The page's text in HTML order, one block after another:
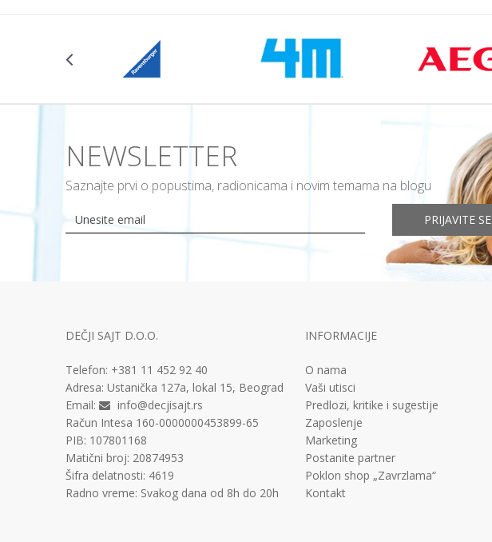
NEWSLETTER
Saznajte prvi o popustima, radionicama i novim temama na blogu
PRIJAVITE SE
DEČJI SAJT D.O.O.
Telefon: +381 11 452 92 40
Adresa: Ustanička 127a, lokal 15, Beograd
Email:
info@decjisajt.rs
Račun Intesa 160-0000000453899-65
PIB: 107801168
Matični broj: 20874953
Šifra delatnosti: 4619
Radno vreme: Svakog dana od 8h do 20h
INFORMACIJE
O nama
Vaši utisci
Predlozi, kritike i sugestije
Zaposlenje
Marketing
Postanite partner
Poklon shop „Zavrzlama“
Kontakt